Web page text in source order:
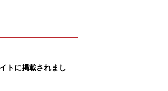
トに掲載されまし